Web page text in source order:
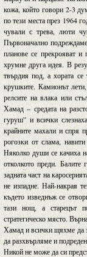
кожа, който говори 2-3
по тези места през 1964
чували с трева, люти
Първоначално
планове се прекрояват
хрумне друга идея. В
твърдия под, а хората
крушките. Камионът
релсите на влака или
Хамад – средата на
гуруш” и всички
крайните махали и спря
рогозки от слама,
Няколко души се качиха
отколкото преди.
задната част на
не изпадне. Най-накрая
където изведнъж се
тази нощ, а старецът
стратегическо място.
Хамад и всички щяхме да
да разхвърляме и
Никой не може да си